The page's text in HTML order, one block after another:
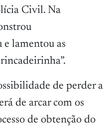
Civil. Na
lamentou as
de perder a
de arcar com os
de obtenção do